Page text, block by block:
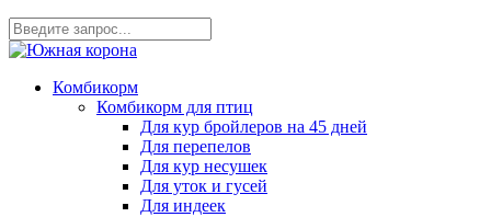
Комбикорм
Комбикорм для птиц
Для кур бройлеров на 45 дней
Для перепелов
Для кур несушек
Для уток и гусей
Для индеек